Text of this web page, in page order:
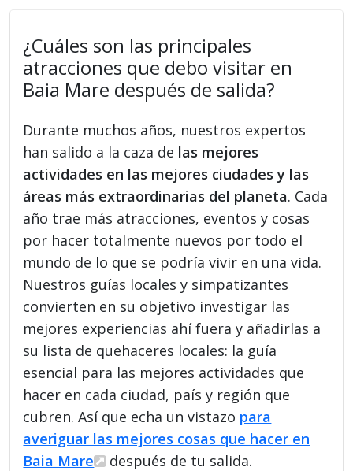
¿Cuáles son las principales
atracciones que debo visitar en
Baia Mare después de salida?
Durante muchos años, nuestros expertos
han salido a la caza de las mejores
actividades en las mejores ciudades y las
áreas más extraordinarias del planeta. Cada
año trae más atracciones, eventos y cosas
por hacer totalmente nuevos por todo el
mundo de lo que se podría vivir en una vida.
Nuestros guías locales y simpatizantes
convierten en su objetivo investigar las
mejores experiencias ahí fuera y añadirlas a
su lista de quehaceres locales: la guía
esencial para las mejores actividades que
hacer en cada ciudad, país y región que
cubren. Así que echa un vistazo para
averiguar las mejores cosas que hacer en
Baia Mare
después de tu salida.